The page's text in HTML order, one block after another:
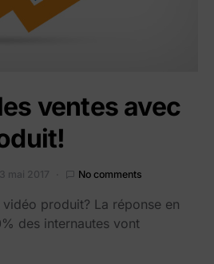
ventes avec
3 mai 2017 No comments
produit? La réponse en
des internautes vont